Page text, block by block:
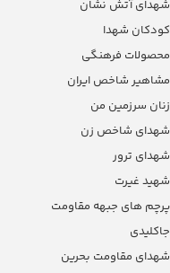
شهدای آتش نشان
کودکان شهدا
محصولات فرهنگی
مشاهیر شاخص ایران
زنان سرزمین من
شهدای شاخص زن
شهدای ترور
شهید غیرت
پرچم های جبهه مقاومت
جاکلیدی
شهدای مقاومت بحرین